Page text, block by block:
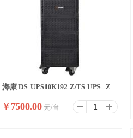
海康 DS-UPS10K192-Z/TS UPS--Z
系列塔式标机10KVA
￥7500.00 元/台